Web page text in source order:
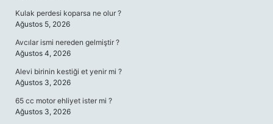
Kulak perdesi koparsa ne olur ?
Ağustos 5, 2026
Avcılar ismi nereden gelmiştir ?
Ağustos 4, 2026
Alevi birinin kestiği et yenir mi ?
Ağustos 3, 2026
65 cc motor ehliyet ister mi ?
Ağustos 3, 2026